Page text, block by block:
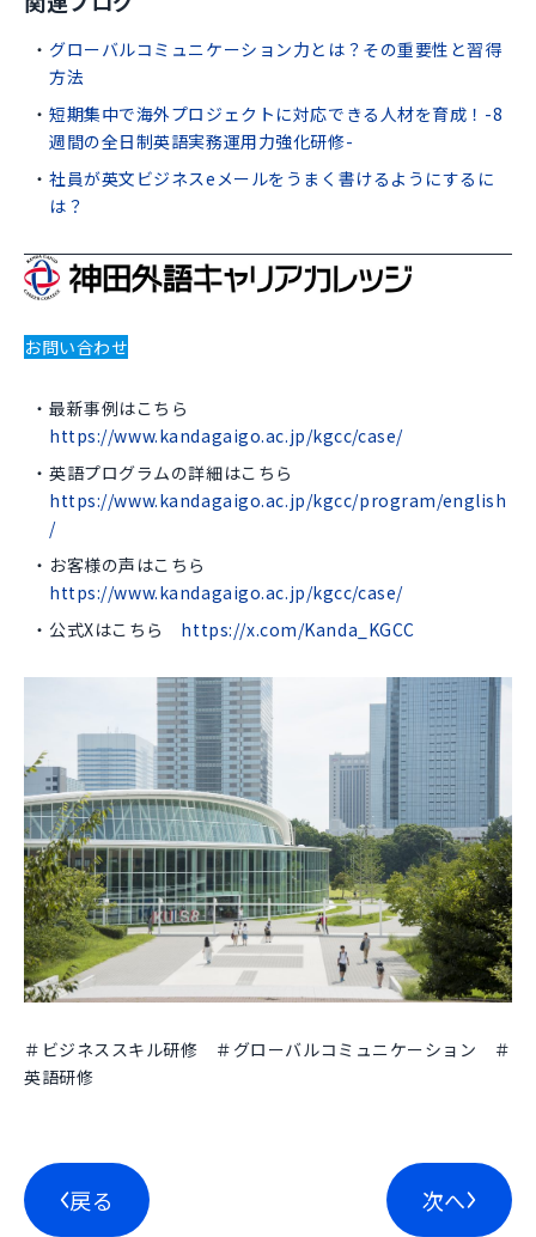
グローバルコミュニケーション力とは？その重要性と習得
方法
短期集中で海外プロジェクトに対応できる人材を育成！-8
週間の全日制英語実務運用力強化研修-
社員が英文ビジネスeメールをうまく書けるようにするに
は？
お問い合わせ
最新事例はこちら
https://www.kandagaigo.ac.jp/kgcc/case/
英語プログラムの詳細はこちら
https://www.kandagaigo.ac.jp/kgcc/program/english
/
お客様の声はこちら
https://www.kandagaigo.ac.jp/kgcc/case/
公式Xはこちら https://x.com/Kanda_KGCC
＃ビジネススキル研修 ＃グローバルコミュニケーション ＃
英語研修
戻る 次へ